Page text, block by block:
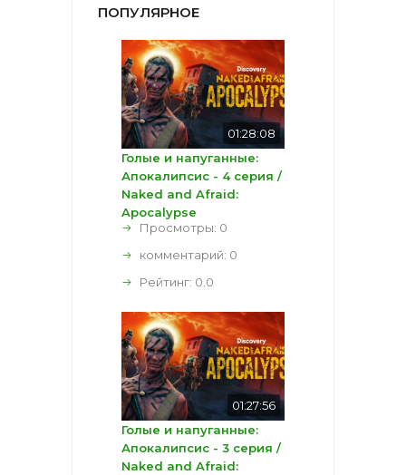
ПОПУЛЯРНОЕ
01:28:08
Голые и напуганные:
Апокалипсис - 4 серия /
Naked and Afraid:
Apocalypse
Просмотры: 0
комментарий: 0
Рейтинг: 0.0
01:27:56
Голые и напуганные:
Апокалипсис - 3 серия /
Naked and Afraid: